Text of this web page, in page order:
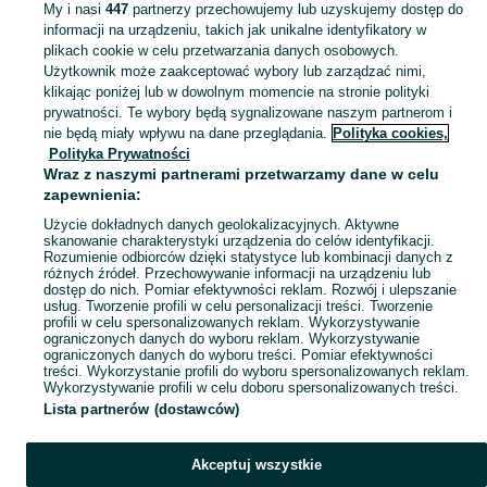
KATEGORIA
Skorzystaj z największego serwisu ogłoszeniowego - Glinica i okolice! Kupuj to, czego pragniesz i sprzedawaj to, czego już nie potrzebujesz! Zobacz
Mapa kategorii
Mapa miejscowości
Mapa ministron
Popularne wyszukiwania
My i nasi 447partnerzy przechowujemy lub uzyskujemy dostęp do
informacji na urządzeniu, takich jak unikalne identyfikatory w
plikach cookie w celu przetwarzania danych osobowych.
Użytkownik może zaakceptować wybory lub zarządzać nimi,
klikając poniżej lub w dowolnym momencie na stronie polityki
prywatności. Te wybory będą sygnalizowane naszym partnerom i
nie będą miały wpływu na dane przeglądania. Polityka cookies,
Polityka Prywatności
Wraz z naszymi partnerami przetwarzamy dane w celu
zapewnienia:
Użycie dokładnych danych geolokalizacyjnych. Aktywne
skanowanie charakterystyki urządzenia do celów identyfikacji.
Rozumienie odbiorców dzięki statystyce lub kombinacji danych z
różnych źródeł. Przechowywanie informacji na urządzeniu lub
dostęp do nich. Pomiar efektywności reklam. Rozwój i ulepszanie
usług. Tworzenie profili w celu personalizacji treści. Tworzenie
profili w celu spersonalizowanych reklam. Wykorzystywanie
ograniczonych danych do wyboru reklam. Wykorzystywanie
ograniczonych danych do wyboru treści. Pomiar efektywności
treści. Wykorzystanie profili do wyboru spersonalizowanych reklam.
Wykorzystywanie profili w celu doboru spersonalizowanych treści.
Lista partnerów (dostawców)
Akceptuj wszystkie